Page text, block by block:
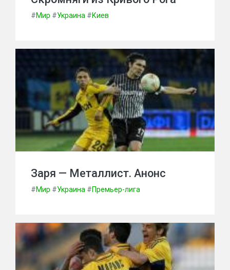
#Мир #Украина #Киев
Заря — Металлист. Анонс
#Мир #Украина #Премьер-лига